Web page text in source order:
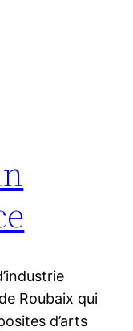
Roubaix qui
d’arts